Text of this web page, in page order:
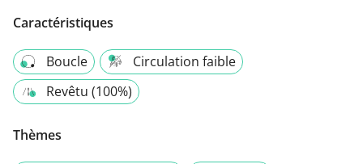
Caractéristiques
Boucle
Circulation faible
Revêtu (100%)
Thèmes